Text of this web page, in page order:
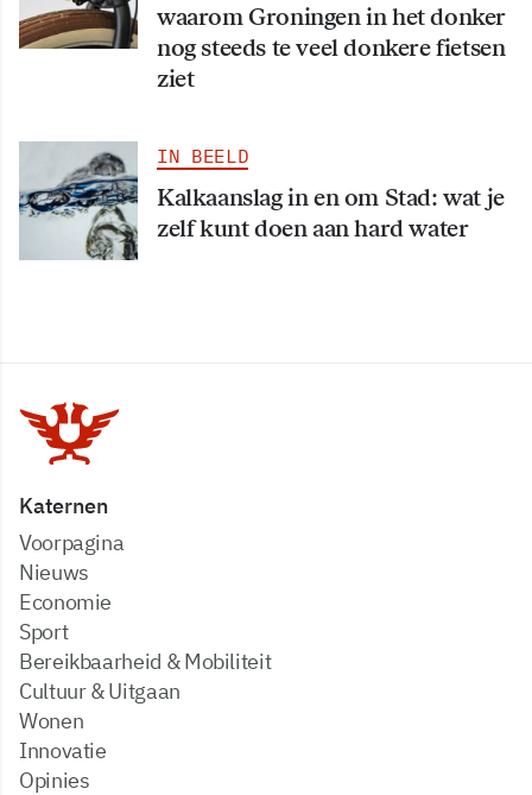
waarom Groningen in het donker
nog steeds te veel donkere fietsen
ziet
IN BEELD
Kalkaanslag in en om Stad: wat je
zelf kunt doen aan hard water
Katernen
Voorpagina
Nieuws
Economie
Sport
Bereikbaarheid & Mobiliteit
Cultuur & Uitgaan
Wonen
Innovatie
Opinies